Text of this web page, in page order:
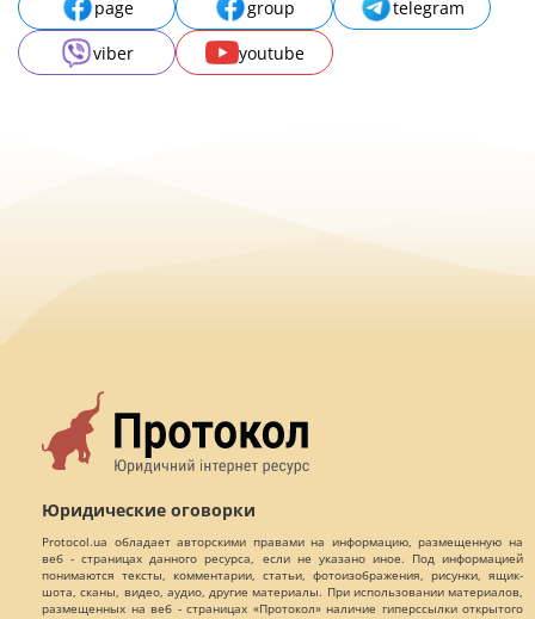
page group
telegram
viber
youtube
Юридические оговорки
Protocol.ua обладает авторскими правами на информацию, размещенную на
веб - страницах данного ресурса, если не указано иное. Под информацией
понимаются тексты, комментарии, статьи, фотоизображения, рисунки, ящик-
шота, сканы, видео, аудио, другие материалы. При использовании материалов,
размещенных на веб - страницах «Протокол» наличие гиперссылки открытого